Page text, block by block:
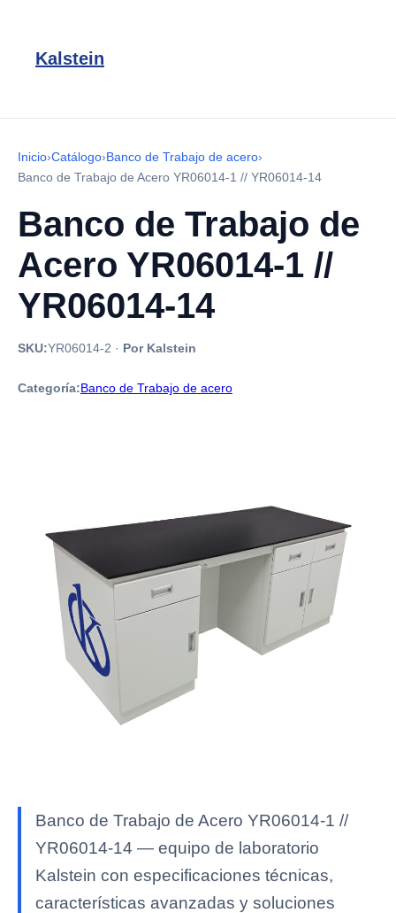
Kalstein
Inicio›Catálogo›Banco de Trabajo de acero›
Banco de Trabajo de Acero YR06014-1 // YR06014-14
Banco de Trabajo de
Acero YR06014-1 //
YR06014-14
SKU:YR06014-2 · Por Kalstein
Categoría:Banco de Trabajo de acero
Banco de Trabajo de Acero YR06014-1 //
YR06014-14 — equipo de laboratorio
Kalstein con especificaciones técnicas,
características avanzadas y soluciones